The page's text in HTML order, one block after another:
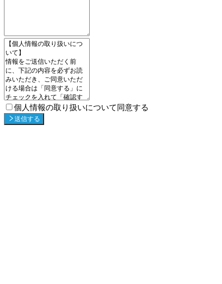
個人情報の取り扱いについて同意する
送信する